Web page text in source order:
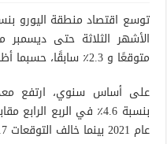
متوقعًا و 2.3٪ سابقًا، حسبما أظهر التقدير الأولي يوم الاثنين.
على أساس سنوي، ارتفع
عام 2021 بينما خالف التوقعات 4.7٪.